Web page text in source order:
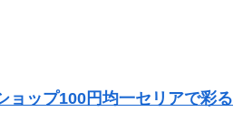
ョップ100円均一セリアで彩る